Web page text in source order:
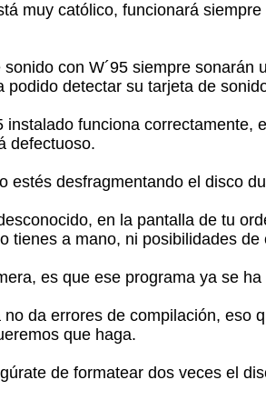
muy católico, funcionará
con W´95 siempre sonarán
podido detectar su tarjeta de
funciona correctamente,
defectuoso.
estés desfragmentando el disco
en la pantalla de tu
tienes a mano, ni posibilidades de
es que ese programa ya se
da errores de compilación, eso
que haga.
de formatear dos veces el